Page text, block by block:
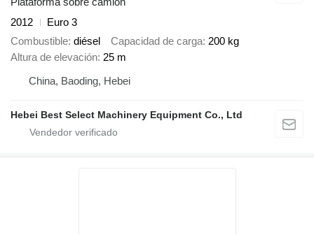
2012
Euro 3
Combustible diésel Capacidad de carga 200 kg
Altura de elevación 25 m
China, Baoding, Hebei
Hebei Best Select Machinery Equipment Co., Ltd